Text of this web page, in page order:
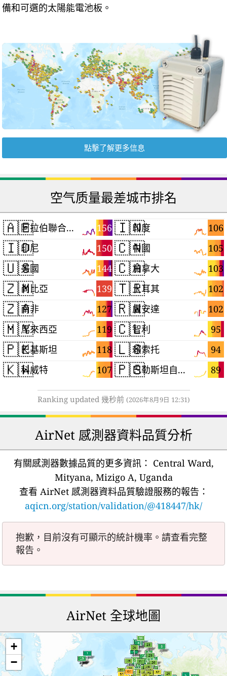
備和可選的太陽能電池板。
點擊了解更多信息
空气质量最差城市排名
🇦🇪 156
阿拉伯聯合大公國
🇮🇩 150
印尼
🇺🇸 144
美國
🇿🇲 139
尚比亞
🇿🇦 127
南非
🇲🇾 119
馬來西亞
🇵🇰 118
巴基斯坦
🇰🇼 107
科威特
🇮🇳 106
印度
🇨🇳 105
中國
🇨🇦 103
加拿大
🇹🇷 102
土耳其
🇷🇼 102
盧安達
🇨🇱 95
智利
🇱🇸 94
賴索托
🇵🇸 89
巴勒斯坦自治區
Ranking updated 幾秒前 (2026年8月9日 12:31)
AirNet 感測器資料品質分析
有關感測器數據品質的更多資訊： Central Ward,
Mityana, Mizigo A, Uganda
查看 AirNet 感測器資料品質驗證服務的報告：
aqicn.org/station/validation/@418447/hk/
抱歉，目前沒有可顯示的統計機率。請查看完整
報告。
AirNet 全球地圖
+
−